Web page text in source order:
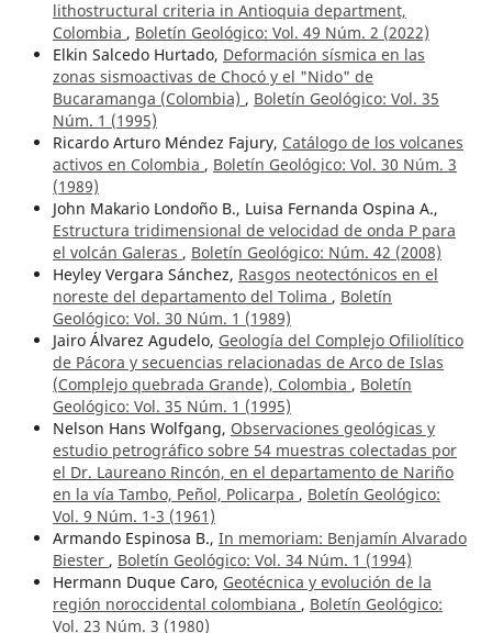
lithostructural criteria in Antioquia department,
Colombia , Boletín Geológico: Vol. 49 Núm. 2 (2022)
Elkin Salcedo Hurtado, Deformación sísmica en las
zonas sismoactivas de Chocó y el "Nido" de
Bucaramanga (Colombia) , Boletín Geológico: Vol. 35
Núm. 1 (1995)
Ricardo Arturo Méndez Fajury, Catálogo de los volcanes
activos en Colombia , Boletín Geológico: Vol. 30 Núm. 3
(1989)
John Makario Londoño B., Luisa Fernanda Ospina A.,
Estructura tridimensional de velocidad de onda P para
el volcán Galeras , Boletín Geológico: Núm. 42 (2008)
Heyley Vergara Sánchez, Rasgos neotectónicos en el
noreste del departamento del Tolima , Boletín
Geológico: Vol. 30 Núm. 1 (1989)
Jairo Álvarez Agudelo, Geología del Complejo Ofiliolítico
de Pácora y secuencias relacionadas de Arco de Islas
(Complejo quebrada Grande), Colombia , Boletín
Geológico: Vol. 35 Núm. 1 (1995)
Nelson Hans Wolfgang, Observaciones geológicas y
estudio petrográfico sobre 54 muestras colectadas por
el Dr. Laureano Rincón, en el departamento de Nariño
en la vía Tambo, Peñol, Policarpa , Boletín Geológico:
Vol. 9 Núm. 1-3 (1961)
Armando Espinosa B., In memoriam: Benjamín Alvarado
Biester , Boletín Geológico: Vol. 34 Núm. 1 (1994)
Hermann Duque Caro, Geotécnica y evolución de la
región noroccidental colombiana , Boletín Geológico:
Vol. 23 Núm. 3 (1980)